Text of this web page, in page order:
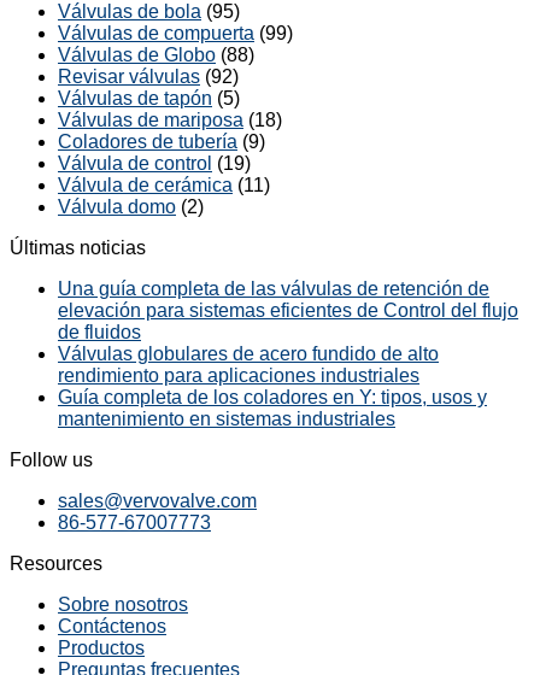
Válvulas de bola (95)
Válvulas de compuerta (99)
Válvulas de Globo (88)
Revisar válvulas (92)
Válvulas de tapón (5)
Válvulas de mariposa (18)
Coladores de tubería (9)
Válvula de control (19)
Válvula de cerámica (11)
Válvula domo (2)
Últimas noticias
Una guía completa de las válvulas de retención de
elevación para sistemas eficientes de Control del flujo
de fluidos
Válvulas globulares de acero fundido de alto
rendimiento para aplicaciones industriales
Guía completa de los coladores en Y: tipos, usos y
mantenimiento en sistemas industriales
Follow us
sales@vervovalve.com
86-577-67007773
Resources
Sobre nosotros
Contáctenos
Productos
Preguntas frecuentes